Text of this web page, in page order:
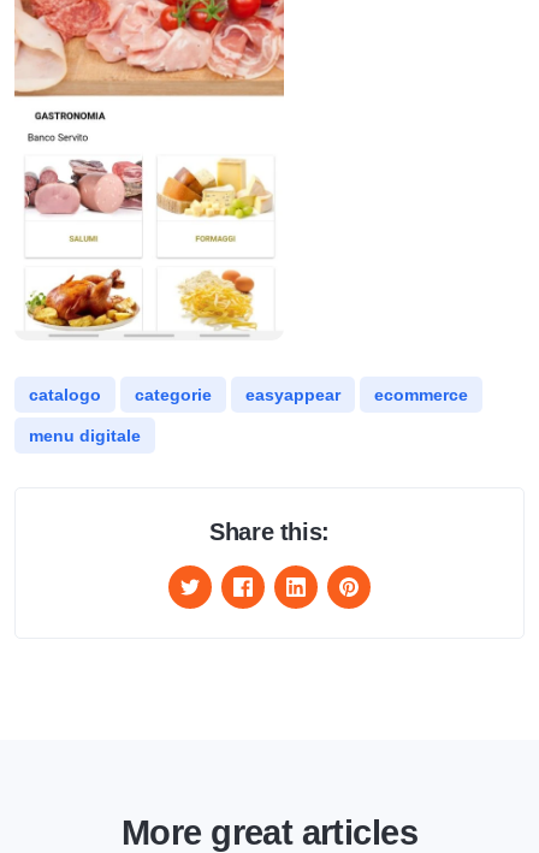
catalogo categorie easyappear ecommerce
menu digitale
Share this:
More great articles